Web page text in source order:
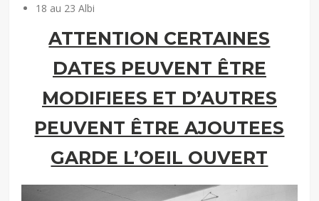
18 au 23 Albi
ATTENTION CERTAINES
DATES PEUVENT ÊTRE
MODIFIEES ET D’AUTRES
PEUVENT ÊTRE AJOUTEES
GARDE L’OEIL OUVERT